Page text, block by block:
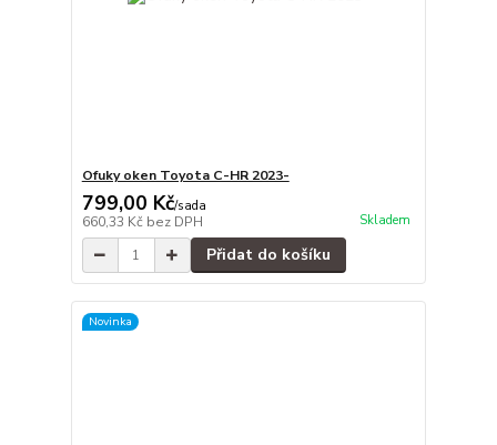
Ofuky oken Toyota C-HR 2023-
799,00 Kč/sada
660,33 Kč bez DPH Skladem
Přidat do košíku
Novinka